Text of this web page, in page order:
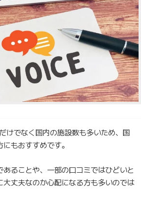
けでなく国内の施設数も多いため、国
もおすすめです。
あることや、一部の口コミではひどいと
大丈夫なのか心配になる方も多いのでは